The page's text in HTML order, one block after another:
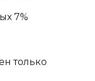
7%
только